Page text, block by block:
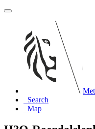
Search
Map